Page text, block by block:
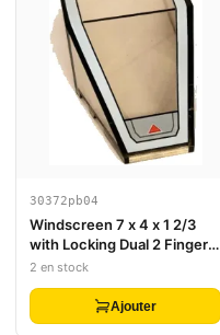
30372pb04
Windscreen 7 x 4 x 1 2/3
with Locking Dual 2 Fingers,
9 Teeth with SW Red
Triangle Pattern
2 en stock
Ajouter